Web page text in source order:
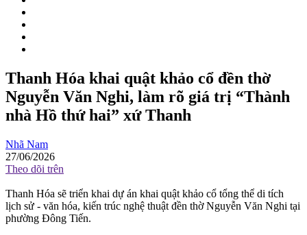
Thanh Hóa khai quật khảo cổ đền thờ
Nguyễn Văn Nghi, làm rõ giá trị “Thành
nhà Hồ thứ hai” xứ Thanh
Nhã Nam
27/06/2026
Theo dõi trên
Thanh Hóa sẽ triển khai dự án khai quật khảo cổ tổng thể di tích
lịch sử - văn hóa, kiến trúc nghệ thuật đền thờ Nguyễn Văn Nghi tại
phường Đông Tiến.